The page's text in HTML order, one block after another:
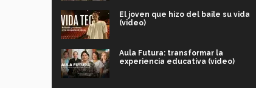
El joven que hizo del baile su vida
(video)
Aula Futura: transformar la
experiencia educativa (video)